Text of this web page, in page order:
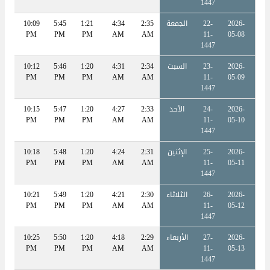
2026-
05-08
22-
11-
1447
الجمعة
2:35
AM
4:34
AM
1:21
PM
5:45
PM
10:09
PM
2026-
05-09
23-
11-
1447
السبت
2:34
AM
4:31
AM
1:20
PM
5:46
PM
10:12
PM
2026-
05-10
24-
11-
1447
الأحد
2:33
AM
4:27
AM
1:20
PM
5:47
PM
10:15
PM
2026-
05-11
25-
11-
1447
الإثنين
2:31
AM
4:24
AM
1:20
PM
5:48
PM
10:18
PM
2026-
05-12
26-
11-
1447
الثلاثاء
2:30
AM
4:21
AM
1:20
PM
5:49
PM
10:21
PM
2026-
05-13
27-
11-
1447
الأربعاء
2:29
AM
4:18
AM
1:20
PM
5:50
PM
10:25
PM